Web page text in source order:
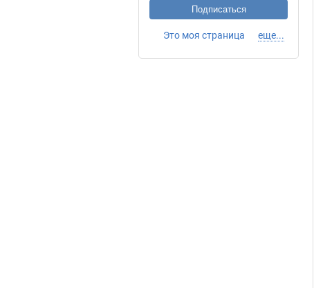
Подписаться
Это моя страница еще...